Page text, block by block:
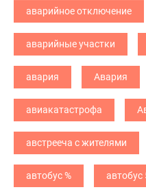
аварийное отключение
аварийные участки
авария Авария
авиакатастрофа
австрееча с жителями
автобус % автобус